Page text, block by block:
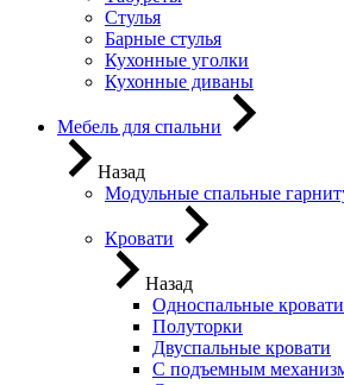
Стулья
Барные стулья
Кухонные уголки
Кухонные диваны
Мебель для спальни
Назад
Модульные спальные
Кровати
Назад
Односпальные кровати
Полуторки
Двуспальные кровати
С подъемным